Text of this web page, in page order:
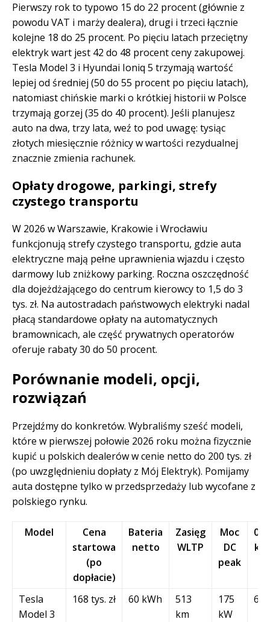
Pierwszy rok to typowo 15 do 22 procent (głównie z
powodu VAT i marży dealera), drugi i trzeci łącznie
kolejne 18 do 25 procent. Po pięciu latach przeciętny
elektryk wart jest 42 do 48 procent ceny zakupowej.
Tesla Model 3 i Hyundai Ioniq 5 trzymają wartość
lepiej od średniej (50 do 55 procent po pięciu latach),
natomiast chińskie marki o krótkiej historii w Polsce
trzymają gorzej (35 do 40 procent). Jeśli planujesz
auto na dwa, trzy lata, weź to pod uwagę: tysiąc
złotych miesięcznie różnicy w wartości rezydualnej
znacznie zmienia rachunek.
Opłaty drogowe, parkingi, strefy
czystego transportu
W 2026 w Warszawie, Krakowie i Wrocławiu
funkcjonują strefy czystego transportu, gdzie auta
elektryczne mają pełne uprawnienia wjazdu i często
darmowy lub zniżkowy parking. Roczna oszczędność
dla dojeżdżającego do centrum kierowcy to 1,5 do 3
tys. zł. Na autostradach państwowych elektryki nadal
płacą standardowe opłaty na automatycznych
bramownicach, ale część prywatnych operatorów
oferuje rabaty 30 do 50 procent.
Porównanie modeli, opcji,
rozwiązań
Przejdźmy do konkretów. Wybraliśmy sześć modeli,
które w pierwszej połowie 2026 roku można fizycznie
kupić u polskich dealerów w cenie netto do 200 tys. zł
(po uwzględnieniu dopłaty z Mój Elektryk). Pomijamy
auta dostępne tylko w przedsprzedaży lub wycofane z
polskiego rynku.
Model
Cena
startowa
(po
dopłacie)
Bateria
netto
Zasięg
WLTP
Moc
DC
peak
Tesla
Model 3
168 tys. zł 60 kWh
513
km
175
kW
6,1